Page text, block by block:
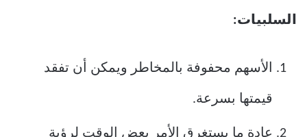
السلبيات:
الأسهم محفوفة بالمخاطر ويمكن أن تفقد
قيمتها بسرعة.
عادة ما يستغرق الأمر بعض الوقت لرؤية